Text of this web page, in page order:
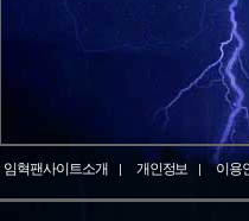
임혁팬사이트소개 개인정보 이용